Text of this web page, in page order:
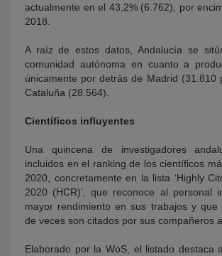
actualmente en el 43,2% (6.762), por
2018.
A raíz de estos datos, Andalucía se
comunidad autónoma en cuanto a
únicamente por detrás de Madrid (31.810
Cataluña (28.564).
Científicos influyentes
Una quincena de investigadores
incluidos en el ranking de los científicos
2020, concretamente en la lista ‘Highly
2020 (HCR)’, que reconoce al personal
mayor rendimiento en sus trabajos y que
de veces son citados por sus compañeros
Elaborado por la WoS, el listado destaca